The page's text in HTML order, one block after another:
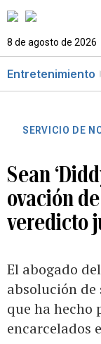
8 de agosto de 2026
Entretenimiento
SERVICIO DE
Sean
ovación
veredicto
El abogado
absolución
que ha hecho
encarcelados